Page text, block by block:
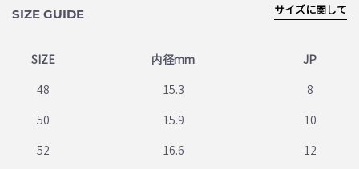
SIZE GUIDE
SIZE 内径mm JP
48 15.3 8
50 15.9 10
52 16.6 12
サイズに関して